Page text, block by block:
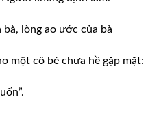
lòng ao ước của bà
một cô bé chưa hề gặp mặt: